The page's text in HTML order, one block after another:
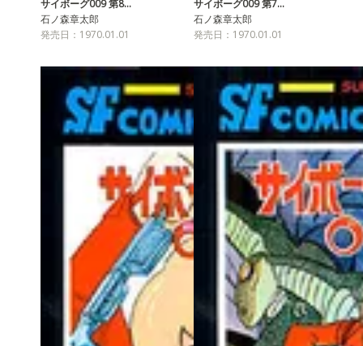
サイボーグ009 第8…
石ノ森章太郎
発売日：1970.01.01
サイボーグ009 第7…
石ノ森章太郎
発売日：1970.01.01